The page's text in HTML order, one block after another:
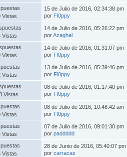
Vistas
15 de Julio de 2016, 02:34:38 pm
por Fl0ppy
Vistas
14 de Julio de 2016, 05:26:22 pm
porAzaghal
Vistas
14 de Julio de 2016, 01:31:07 pm
por Fl0ppy
Vistas
13 de Julio de 2016, 05:39:46 pm
por Fl0ppy
Vistas
08 de Julio de 2016, 01:17:40 pm
por Fl0ppy
Vistas
08 de Julio de 2016, 10:48:42 am
por Fl0ppy
Vistas
07 de Julio de 2016, 09:01:30 pm
porpaddddd
Vistas
28 de Junio de 2016, 05:40:07 pm
porcarracas